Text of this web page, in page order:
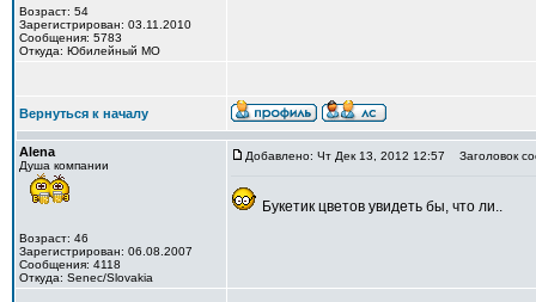
Возраст: 54
Зарегистрирован: 03.11.2010
Сообщения: 5783
Откуда: Юбилейный МО
Вернуться к началу
Alena
Душа компании
Возраст: 46
Зарегистрирован: 06.08.2007
Сообщения: 4118
Откуда: Senec/Slovakia
Добавлено: Чт Дек 13, 2012 12:57 Заголовок
Букетик цветов увидеть бы, что ли..